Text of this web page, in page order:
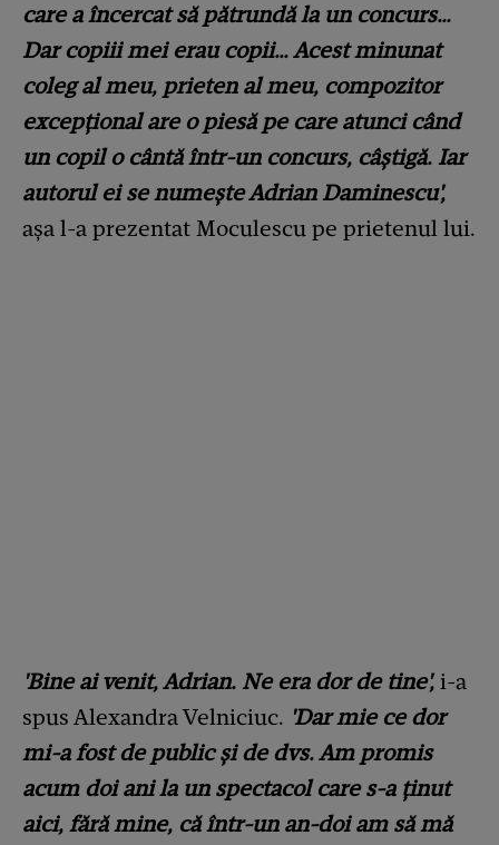
care a încercat să pătrundă la un concurs…
Dar copiii mei erau copii… Acest minunat
coleg al meu, prieten al meu, compozitor
excepțional are o piesă pe care atunci când
un copil o cântă într-un concurs, câștigă. Iar
autorul ei se numește Adrian Daminescu',
așa l-a prezentat Moculescu pe prietenul lui.
'Bine ai venit, Adrian. Ne era dor de tine', i-a
spus Alexandra Velniciuc. 'Dar mie ce dor
mi-a fost de public și de dvs. Am promis
acum doi ani la un spectacol care s-a ținut
aici, fără mine, că într-un an-doi am să mă